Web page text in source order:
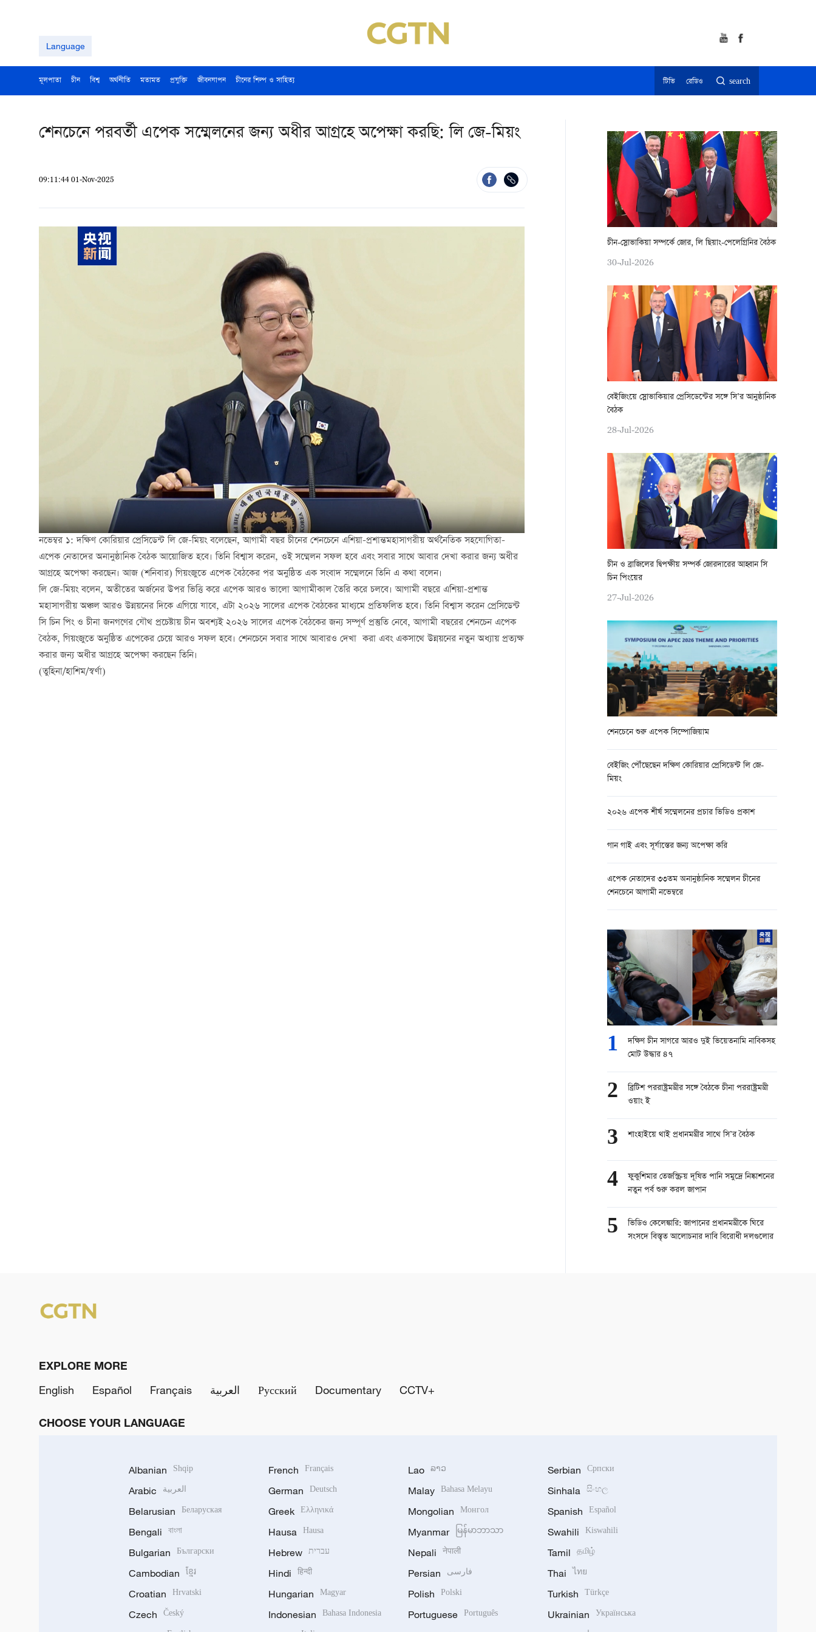
Language
মূলপাতা চীন বিশ্ব অর্থনীতি মতামত প্রযুক্তি জীবনযাপন চীনের শিল্প ও সাহিত্য টিভি রেডিও search
শেনচেনে পরবর্তী এপেক সম্মেলনের জন্য অধীর আগ্রহে অপেক্ষা করছি: লি জে-মিয়ং
09:11:44 01-Nov-2025
নভেম্বর ১: দক্ষিণ কোরিয়ার প্রেসিডেন্ট লি জে-মিয়ং বলেছেন, আগামী বছর চীনের শেনচেনে এশিয়া-প্রশান্তমহাসাগরীয় অর্থনৈতিক সহযোগিতা-
এপেক নেতাদের অনানুষ্ঠানিক বৈঠক আয়োজিত হবে। তিনি বিশ্বাস করেন, ওই সম্মেলন সফল হবে এবং সবার সাথে আবার দেখা করার জন্য অধীর
আগ্রহে অপেক্ষা করছেন। আজ (শনিবার) গিয়ংজুতে এপেক বৈঠকের পর অনুষ্ঠিত এক সংবাদ সম্মেলনে তিনি এ কথা বলেন।
লি জে-মিয়ং বলেন, অতীতের অর্জনের উপর ভিত্তি করে এপেক আরও ভালো আগামীকাল তৈরি করে চলবে। আগামী বছরে এশিয়া-প্রশান্ত
মহাসাগরীয় অঞ্চল আরও উন্নয়নের দিকে এগিয়ে যাবে, এটা ২০২৬ সালের এপেক বৈঠকের মাধ্যমে প্রতিফলিত হবে। তিনি বিশ্বাস করেন প্রেসিডেন্ট
সি চিন পিং ও চীনা জনগণের যৌথ প্রচেষ্টায় চীন অবশ্যই ২০২৬ সালের এপেক বৈঠকের জন্য সম্পূর্ণ প্রস্তুতি নেবে, আগামী বছরের শেনচেন এপেক
বৈঠক, গিয়ংজুতে অনুষ্ঠিত এপেকের চেয়ে আরও সফল হবে। শেনচেনে সবার সাথে আবারও দেখা করা এবং একসাথে উন্নয়নের নতুন অধ্যায় প্রত্যক্ষ
করার জন্য অধীর আগ্রহে অপেক্ষা করছেন তিনি।
(তুহিনা/হাশিম/স্বর্ণা)
চীন-স্লোভাকিয়া সম্পর্কে জোর, লি ছিয়াং-পেলেগ্রিনির বৈঠক
30-Jul-2026
বেইজিংয়ে স্লোভাকিয়ার প্রেসিডেন্টের সঙ্গে সি’র আনুষ্ঠানিক
বৈঠক
28-Jul-2026
চীন ও ব্রাজিলের দ্বিপক্ষীয় সম্পর্ক জোরদারের আহ্বান সি
চিন পিংয়ের
27-Jul-2026
শেনচেনে শুরু এপেক সিম্পোজিয়াম
বেইজিং পৌঁছেছেন দক্ষিণ কোরিয়ার প্রেসিডেন্ট লি জে-
মিয়ং
২০২৬ এপেক শীর্ষ সম্মেলনের প্রচার ভিডিও প্রকাশ
গান গাই এবং সূর্যাস্তের জন্য অপেক্ষা করি
এপেক নেতাদের ৩৩তম অনানুষ্ঠানিক সম্মেলন চীনের
শেনচেনে আগামী নভেম্বরে
1
দক্ষিণ চীন সাগরে আরও দুই ভিয়েতনামি নাবিকসহ
মোট উদ্ধার ৪৭
2
ব্রিটিশ পররাষ্ট্রমন্ত্রীর সঙ্গে বৈঠকে চীনা পররাষ্ট্রমন্ত্রী
ওয়াং ই
3 শাংহাইয়ে থাই প্রধানমন্ত্রীর সাথে সি’র বৈঠক
4
ফুকুশিমার তেজস্ক্রিয় দূষিত পানি সমুদ্রে নিষ্কাশনের
নতুন পর্ব শুরু করল জাপান
5
ভিডিও কেলেঙ্কারি: জাপানের প্রধানমন্ত্রীকে ঘিরে
সংসদে বিস্তৃত আলোচনার দাবি বিরোধী দলগুলোর
EXPLORE MORE
English
Español Français العربية Русский Documentary CCTV+
CHOOSE YOUR LANGUAGE
Albanian Shqip
Arabic العربية
Belarusian Беларуская
Bengali বাংলা
Bulgarian Български
Cambodian ខ្មែរ
Croatian Hrvatski
Czech Český
French Français
German Deutsch
Greek Ελληνικά
Hausa Hausa
Hebrew עברית
Hindi हिन्दी
Hungarian Magyar
Indonesian Bahasa Indonesia
Lao ລາວ
Malay Bahasa Melayu
Mongolian Монгол
Myanmar မြန်မာဘာသာ
Nepali नेपाली
Persian فارسی
Polish Polski
Portuguese Português
Serbian Српски
Sinhala සිංහල
Spanish Español
Swahili Kiswahili
Tamil தமிழ்
Thai ไทย
Turkish Türkçe
Ukrainian Українська